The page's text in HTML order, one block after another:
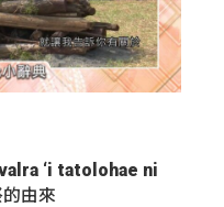
‘i tatolohae ni
的由來